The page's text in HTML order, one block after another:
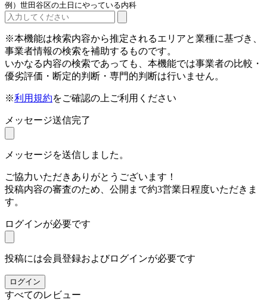
例）世田谷区の土日にやっている内科
※本機能は検索内容から推定されるエリアと業種に基づき、
事業者情報の検索を補助するものです。
いかなる内容の検索であっても、本機能では事業者の比較・
優劣評価・断定的判断・専門的判断は行いません。
※利用規約をご確認の上ご利用ください
メッセージ送信完了
メッセージを送信しました。
ご協力いただきありがとうございます！
投稿内容の審査のため、公開まで約3営業日程度いただきま
す。
ログインが必要です
投稿には会員登録およびログインが必要です
ログイン
すべてのレビュー